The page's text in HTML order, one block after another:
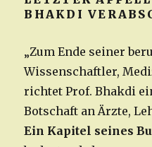
BHAKDI
„Zum Ende seiner
Wissenschaftler,
richtet Prof. Bhakdi
Botschaft an Ärzte,
Ein Kapitel seines